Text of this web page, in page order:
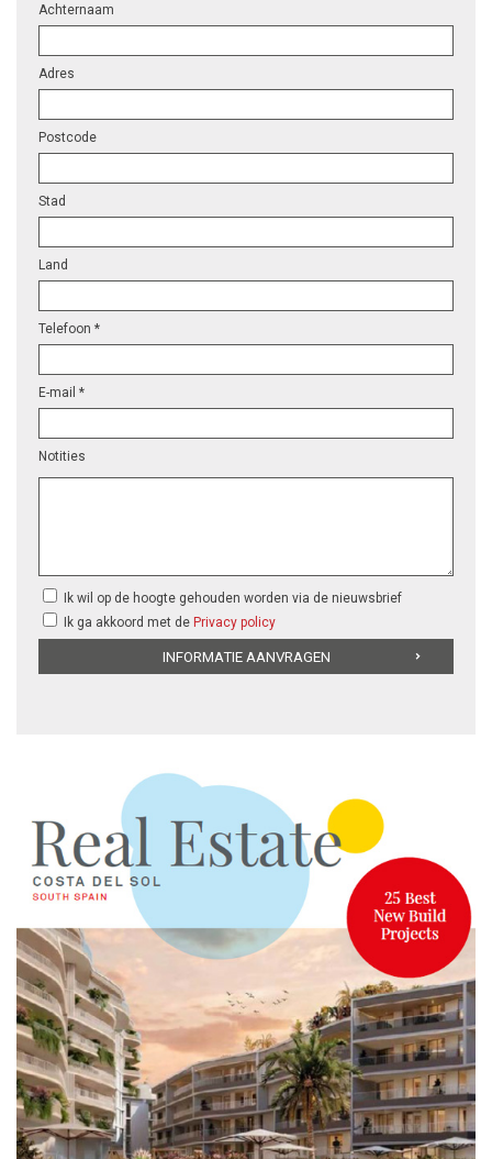
Achternaam
Adres
Postcode
Stad
Land
Telefoon *
E-mail *
Notities
Ik wil op de hoogte gehouden worden via de nieuwsbrief
Ik ga akkoord met de Privacy policy